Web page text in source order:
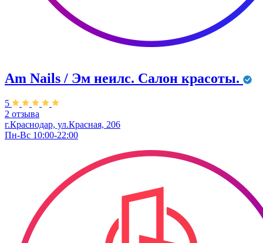
Am Nails / Эм неилс. Салон красоты.
5
2 отзыва
г.Краснодар, ул.Красная, 206
Пн-Вс 10:00-22:00